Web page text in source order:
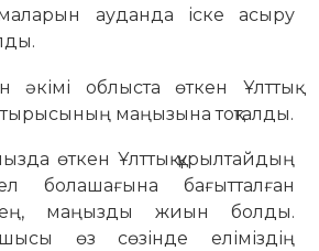
ауданда іске асыру
әкімі облыста өткен Ұлттық
маңызына тоқталды.
өткен Ұлттық құрылтайдың
бағытталған
маңызды жиын болды.
өз сөзінде еліміздің